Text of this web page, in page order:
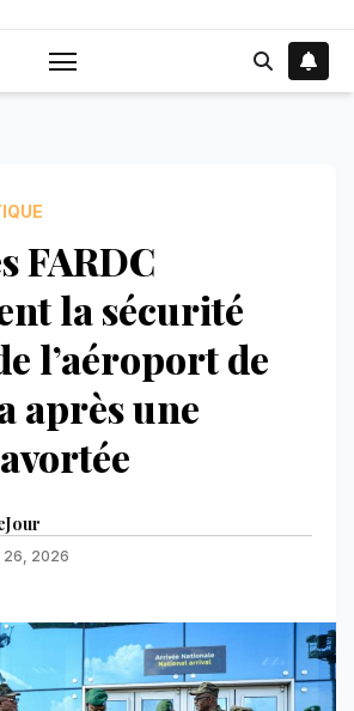
FARDC
la sécurité
l’aéroport de
après une
26, 2026